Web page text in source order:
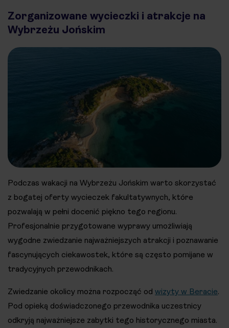
Zorganizowane wycieczki i atrakcje na
Wybrzeżu Jońskim
Podczas wakacji na Wybrzeżu Jońskim warto skorzystać
z bogatej oferty wycieczek fakultatywnych, które
pozwalają w pełni docenić piękno tego regionu.
Profesjonalnie przygotowane wyprawy umożliwiają
wygodne zwiedzanie najważniejszych atrakcji i poznawanie
fascynujących ciekawostek, które są często pomijane w
tradycyjnych przewodnikach.
Zwiedzanie okolicy można rozpocząć od wizyty w Beracie.
Pod opieką doświadczonego przewodnika uczestnicy
odkryją najważniejsze zabytki tego historycznego miasta.